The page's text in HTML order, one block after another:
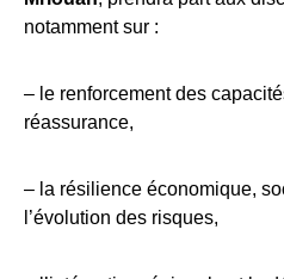
notamment sur :
– le renforcement des
réassurance,
– la résilience économique,
l’évolution des risques,